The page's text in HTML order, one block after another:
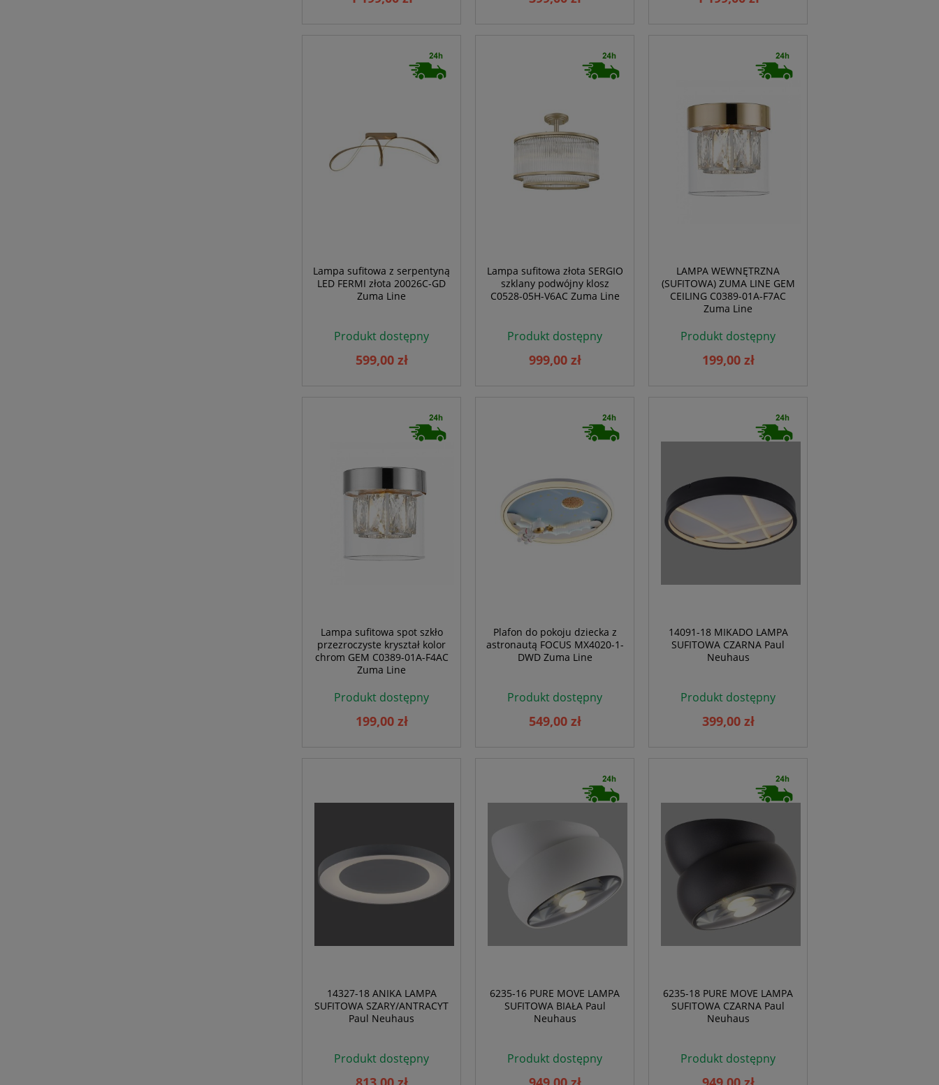
Lampa sufitowa z serpentyną
LED FERMI złota 20026C-GD
Zuma Line
Produkt dostępny
599,00 zł
Lampa sufitowa złota SERGIO
szklany podwójny klosz
C0528-05H-V6AC Zuma Line
Produkt dostępny
999,00 zł
LAMPA WEWNĘTRZNA
(SUFITOWA) ZUMA LINE GEM
CEILING C0389-01A-F7AC
Zuma Line
Produkt dostępny
199,00 zł
Lampa sufitowa spot szkło
przezroczyste kryształ kolor
chrom GEM C0389-01A-F4AC
Zuma Line
Produkt dostępny
199,00 zł
Plafon do pokoju dziecka z
astronautą FOCUS MX4020-1-
DWD Zuma Line
Produkt dostępny
549,00 zł
14091-18 MIKADO LAMPA
SUFITOWA CZARNA Paul
Neuhaus
Produkt dostępny
399,00 zł
14327-18 ANIKA LAMPA
SUFITOWA SZARY/ANTRACYT
Paul Neuhaus
Produkt dostępny
6235-16 PURE MOVE LAMPA
SUFITOWA BIAŁA Paul
Neuhaus
Produkt dostępny
6235-18 PURE MOVE LAMPA
SUFITOWA CZARNA Paul
Neuhaus
Produkt dostępny